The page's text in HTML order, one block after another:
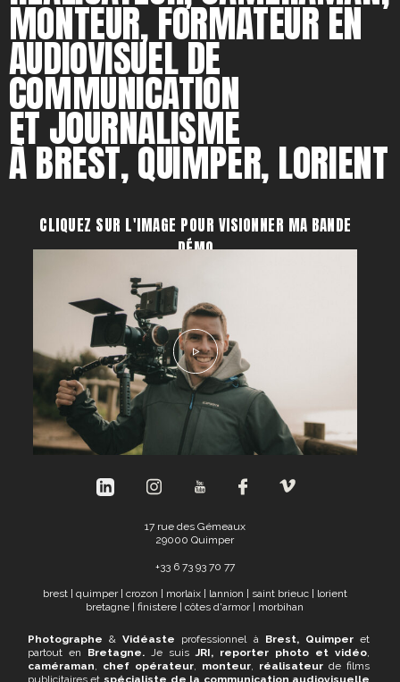
CLIQUEZ SUR L'IMAGE POUR VISIONNER MA BANDE
DÉMO
MONTEUR, FORMATEUR EN
AUDIOVISUEL DE
COMMUNICATION
ET JOURNALISME
À BREST, QUIMPER, LORIENT
Photographe & Vidéaste professionnel à Brest, Quimper et
partout en Bretagne.Je suisJRI, reporter photo et vidéo,
caméraman, chef opérateur, monteur, réalisateur de films
publicitaires etspécialiste de la communication audiovisuelle
17 rue des Gémeaux
29000 Quimper
+33 6 73 93 70 77
brest| quimper| crozon morlaix| lannion saint brieuc| lorient
bretagne |finistere |côtes d'armor| morbihan